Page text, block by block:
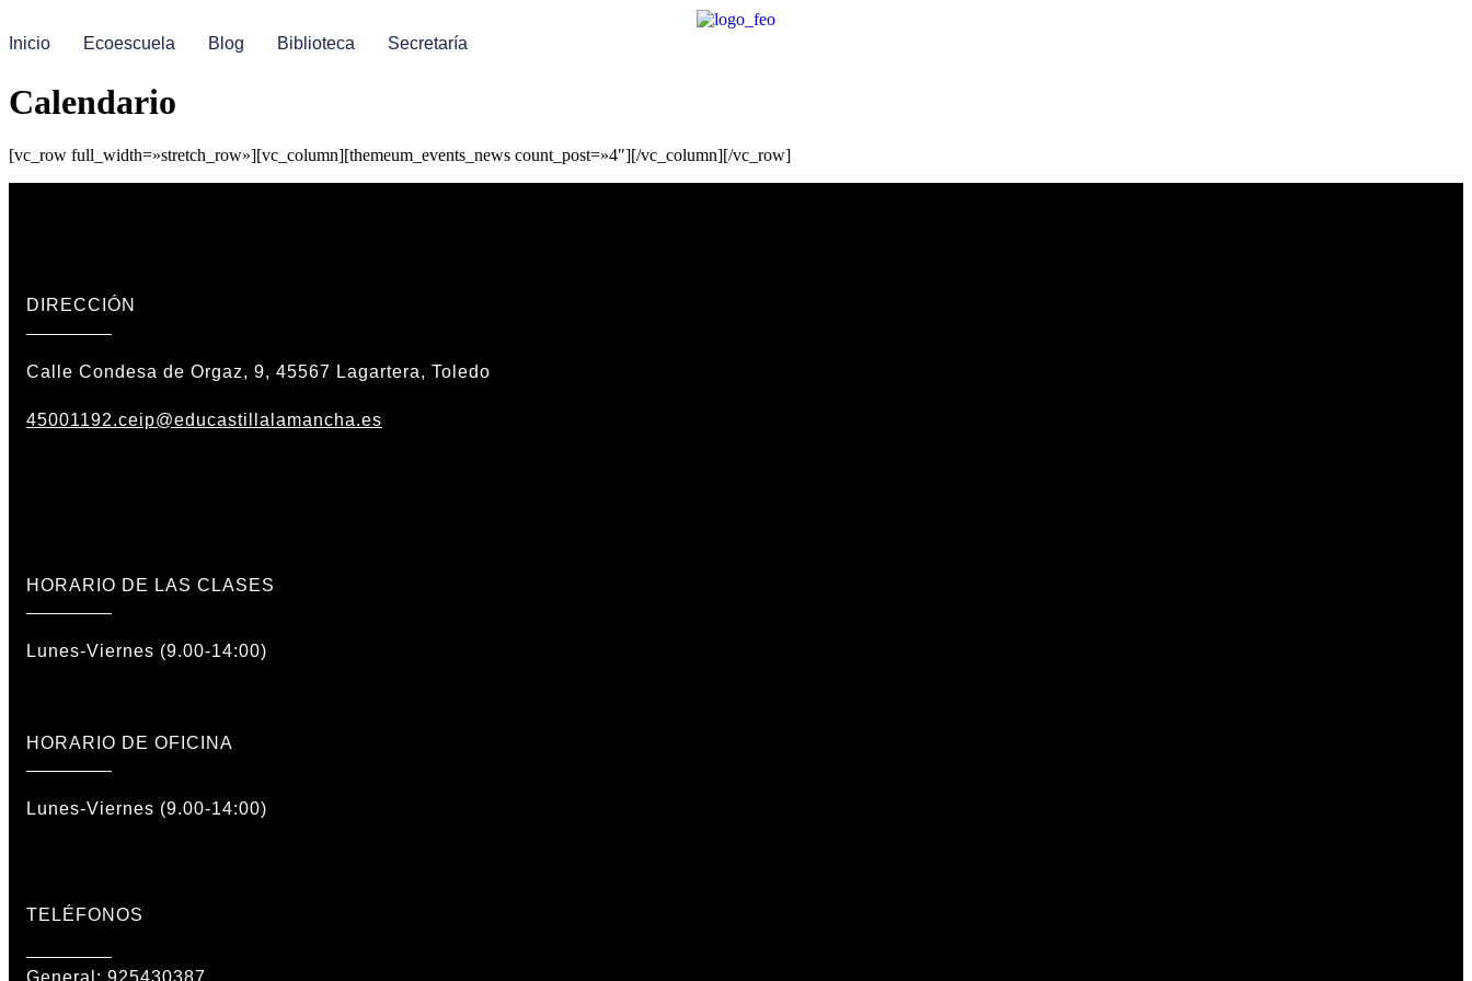
alInicio Ecoescuela Blog Biblioteca Secretaría
Calendario
[vc_row full_width=»stretch_row»][vc_column][themeum_events_news count_post=»4″][/vc_column][/vc_row]
DIRECCIÓN
Calle Condesa de Orgaz, 9, 45567 Lagartera, Toledo
45001192.ceip@educastillalamancha.es
HORARIO DE LAS CLASES
Lunes-Viernes (9.00-14:00)
HORARIO DE OFICINA
Lunes-Viernes (9.00-14:00)
TELÉFONOS